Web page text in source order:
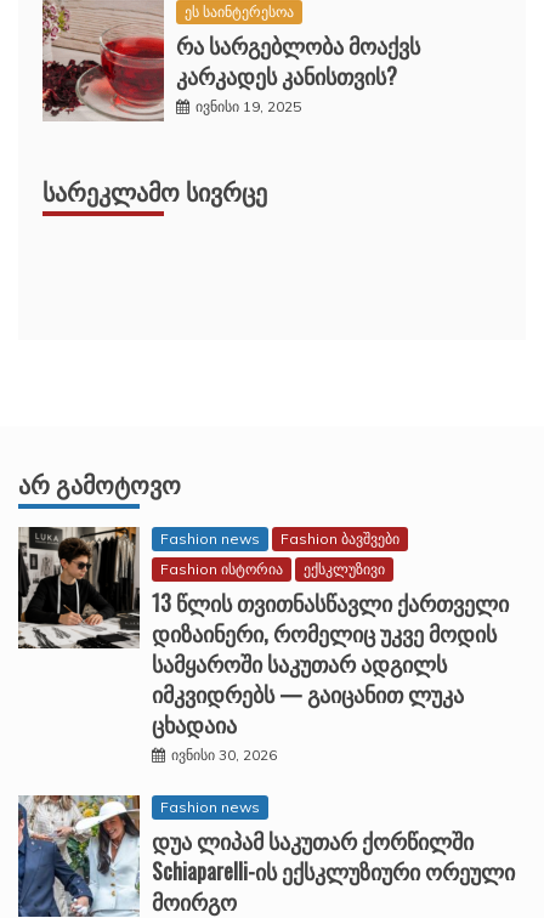
ეს საინტერესოა
რა სარგებლობა მოაქვს
კარკადეს კანისთვის?
ივნისი 19, 2025
ᲡᲐᲠᲔᲙᲚᲐᲛᲝ ᲡᲘᲕᲠᲪᲔ
ᲐᲠ ᲒᲐᲛᲝᲢᲝᲕᲝ
Fashion news
Fashion ბავშვები
Fashion ისტორია
ექსკლუზივი
13 წლის თვითნასწავლი ქართველი
დიზაინერი, რომელიც უკვე მოდის
სამყაროში საკუთარ ადგილს
იმკვიდრებს — გაიცანით ლუკა
ცხადაია
ივნისი 30, 2026
Fashion news
დუა ლიპამ საკუთარ ქორწილში
Schiaparelli-ის ექსკლუზიური ორეული
მოირგო